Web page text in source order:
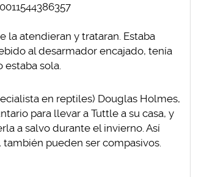
la atendieran y trataran. Estaba
al desarmador encajado, tenía
estaba sola.
en reptiles) Douglas Holmes,
para llevar a Tuttle a su casa, y
a salvo durante el invierno. Así
pueden ser compasivos.